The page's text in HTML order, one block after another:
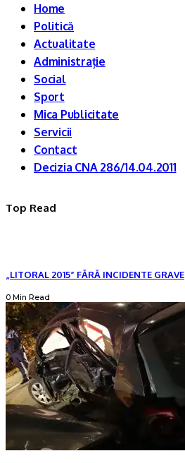
Home
Politică
Actualitate
Administrație
Social
Sport
Mica Publicitate
Servicii
Contact
Decizia CNA 286/14.04.2011
Top Read
„LITORAL 2015” FĂRĂ INCIDENTE GRAVE
0 Min Read